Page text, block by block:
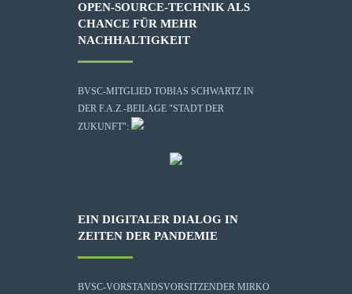
OPEN-SOURCE-TECHNIK ALS
CHANCE FÜR MEHR
NACHHALTIGKEIT
BVSC-MITGLIED TOBIAS SCHWARTZ IN
DER F.A.Z.-BEILAGE "STADT DER
ZUKUNFT":
EIN DIGITALER DIALOG IN
ZEITEN DER PANDEMIE
BVSC-VORSTANDSVORSITZENDER MIRKO